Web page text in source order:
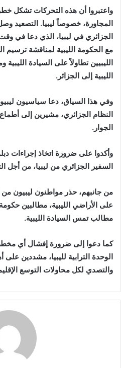
واعتبروا أن هذه التحركات تشكل
المجاورة، خصوصاً ليبيا. التصعيد
الجزائري في ليبيا، الذي دعا في
مع الحكومة الليبية لمناقشة ترسيم
الليبيين تطاولاً على السيادة
الليبية إلى الجزائر.
وفي هذا السياق، دعا سياسيون
النظام الجزائري، مشيرين إلى
الجوار.
وأكدوا على ضرورة اتخاذ إجراءات
السفير الجزائري من ليبيا، من أجل
من جانبهم، حذر مواطنون ليبيون من
على الأراضي الليبية، مطالبين
مطالب تمس السيادة الليبية.
كما دعوا إلى ضرورة إفشال أي
الوحدة الترابية لليبيا، مشددين
والتصدي لكل محاولات التوسع